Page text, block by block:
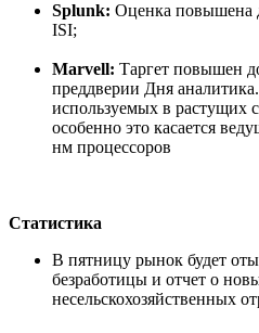
Splunk: Оценка повышена
ISI;
Marvell: Таргет повышен
преддверии Дня
используемых в растущих
особенно это касается
нм процессоров
Статистика
В пятницу рынок будет
безработицы и отчет о
несельскохозяйственных